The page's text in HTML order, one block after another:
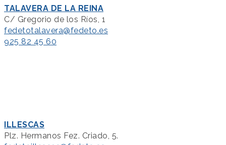
TALAVERA DE LA REINA
C/ Gregorio de los Ríos, 1
fedetotalavera@fedeto.es
925 82 45 60
ILLESCAS
Plz. Hermanos Fez. Criado, 5.